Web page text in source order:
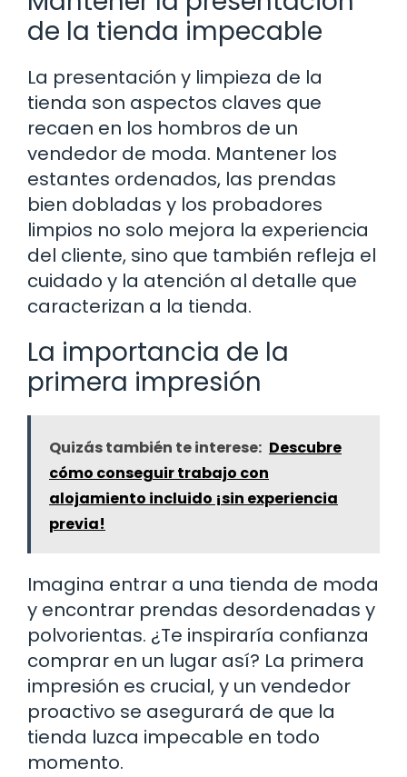
de la tienda impecable
La presentación y limpieza de la
tienda son aspectos claves que
recaen en los hombros de un
vendedor de moda. Mantener los
estantes ordenados, las prendas
bien dobladas y los probadores
limpios no solo mejora la experiencia
del cliente, sino que también refleja el
cuidado y la atención al detalle que
caracterizan a la tienda.
La importancia de la
primera impresión
Quizás también te interese: Descubre
cómo conseguir trabajo con
alojamiento incluido ¡sin experiencia
previa!
Imagina entrar a una tienda de moda
y encontrar prendas desordenadas y
polvorientas. ¿Te inspiraría confianza
comprar en un lugar así? La primera
impresión es crucial, y un vendedor
proactivo se asegurará de que la
tienda luzca impecable en todo
momento.